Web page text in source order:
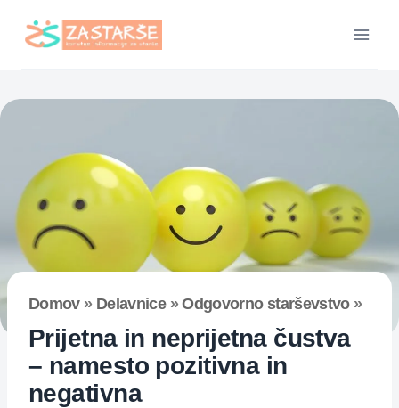
Domov» Delavnice»Odgovorno starševstvo»
Prijetna in neprijetna čustva
– namesto pozitivna in
negativna